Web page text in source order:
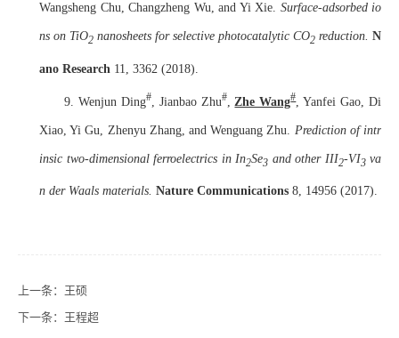
Wangsheng Chu, Changzheng Wu, and Yi Xie. Surface-adsorbed io
ns on TiO2 nanosheets for selective photocatalytic CO2 reduction. N
ano Research 11, 3362 (2018).
9. Wenjun Ding#, Jianbao Zhu#, Zhe Wang#, Yanfei Gao, Di
Xiao, Yi Gu, Zhenyu Zhang, and Wenguang Zhu. Prediction of intr
insic two-dimensional ferroelectrics in In2Se3 and other III2-VI3va
n der Waals materials. Nature Communications 8, 14956 (2017).
上一条： 王硕
下一条： 王程超